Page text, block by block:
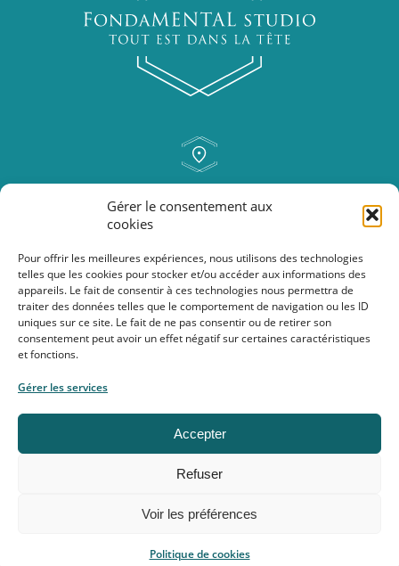
Gérer le consentement aux
cookies
Pour offrir les meilleures expériences, nous utilisons des technologies
telles que les cookies pour stocker et/ou accéder aux informations des
appareils. Le fait de consentir à ces technologies nous permettra de
traiter des données telles que le comportement de navigation ou les ID
uniques sur ce site. Le fait de ne pas consentir ou de retirer son
consentement peut avoir un effet négatif sur certaines caractéristiques
et fonctions.
Gérer les services
Accepter
Refuser
Voir les préférences
Politique de cookies
6250 Aiseau-Presles
nancy@fondamentalstudio.be
0472/40.35.74
Copyright ©2026 FondaMENTAL Studio
Conditions générales
Politique de cookies